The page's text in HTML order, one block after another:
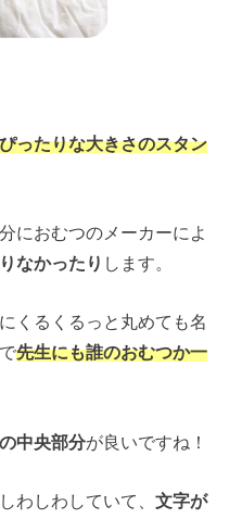
ったりな大きさのスタン
におむつのメーカーによ
なかったり します。
くるくるっと丸めても名
先生にも誰のおむつか一
中央部分が良いですね！
わしわしていて、文字が